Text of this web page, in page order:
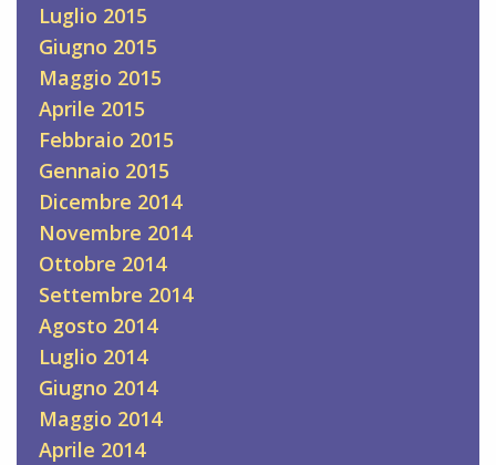
Luglio 2015
Giugno 2015
Maggio 2015
Aprile 2015
Febbraio 2015
Gennaio 2015
Dicembre 2014
Novembre 2014
Ottobre 2014
Settembre 2014
Agosto 2014
Luglio 2014
Giugno 2014
Maggio 2014
Aprile 2014